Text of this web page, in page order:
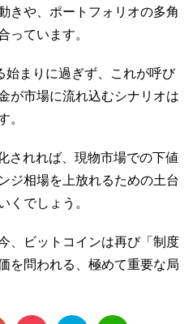
きや、ポートフォリオの多角
っています。
始まりに過ぎず、これが呼び
が市場に流れ込むシナリオは
。
されれば、現物市場での下値
ジ相場を上放れるための土台
くでしょう。
、ビットコインは再び「制度
を問われる、極めて重要な局